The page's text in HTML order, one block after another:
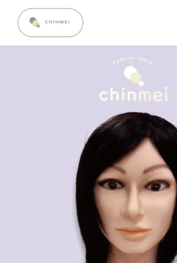
您的購物車目前還是
繼續購物